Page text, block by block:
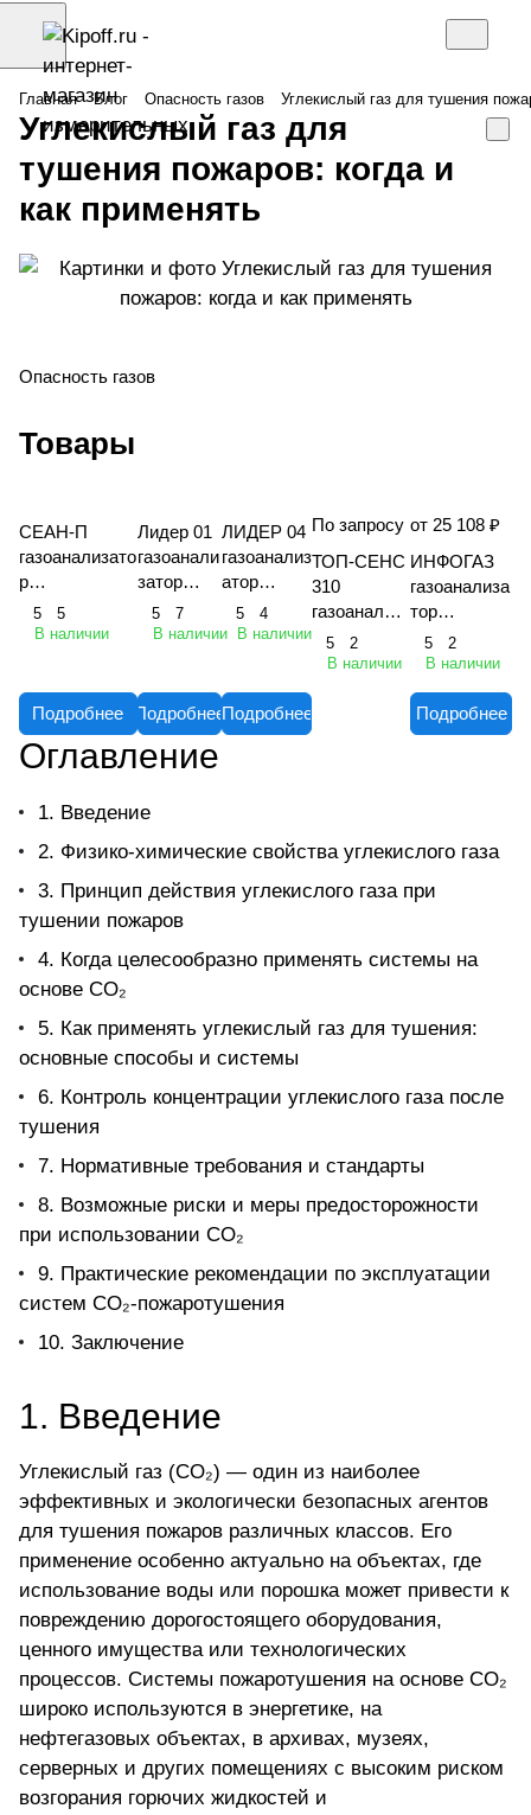
Главная Блог Опасность газов Углекислый газ для тушения
Углекислый газ для
тушения пожаров: когда и
как применять
Опасность газов
Товары
СЕАН-П
газоанализато
р
взрывозащищ
енный
переносной
5
5
В наличии
Подробнее
Лидер 01
газоанали
затор
переносн
ой
5
7
В наличии
Подробнее
ЛИДЕР 04
газоанализ
атор
портативн
ый
5
4
В наличии
Подробнее
По запросу
ТОП-СЕНС
310
газоанализ
атор
портативны
5
2
В наличии
от 25 108 ₽
ИНФОГАЗ
газоанализа
тор
взрывозащи
щенный
ьный
5
2
В наличии
Подробнее
Оглавление
1. Введение
2. Физико-химические свойства углекислого газа
3. Принцип действия углекислого газа при
тушении пожаров
4. Когда целесообразно применять системы на
основе CO₂
5. Как применять углекислый газ для тушения:
основные способы и системы
6. Контроль концентрации углекислого газа после
тушения
7. Нормативные требования и стандарты
8. Возможные риски и меры предосторожности
при использовании CO₂
9. Практические рекомендации по эксплуатации
систем CO₂-пожаротушения
10. Заключение
1. Введение
Углекислый газ (CO₂) — один из наиболее
эффективных и экологически безопасных агентов
для тушения пожаров различных классов. Его
применение особенно актуально на объектах, где
использование воды или порошка может привести к
повреждению дорогостоящего оборудования,
ценного имущества или технологических
процессов. Системы пожаротушения на основе CO₂
широко используются в энергетике, на
нефтегазовых объектах, в архивах, музеях,
серверных и других помещениях с высоким риском
возгорания горючих жидкостей и